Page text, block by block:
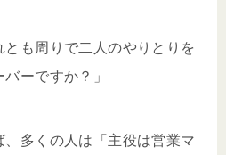
も周りで二人のやりとりを
ーですか？」
多くの人は「主役は営業マ